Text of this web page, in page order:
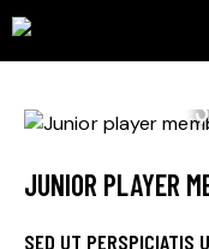
JUNIOR PLAYER
SED UT PERSPICIATIS